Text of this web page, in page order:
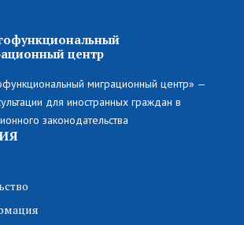
центр
миграционный центр» —
для иностранных граждан в
законодательства